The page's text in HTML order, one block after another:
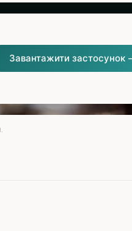
Завантажити застосунок